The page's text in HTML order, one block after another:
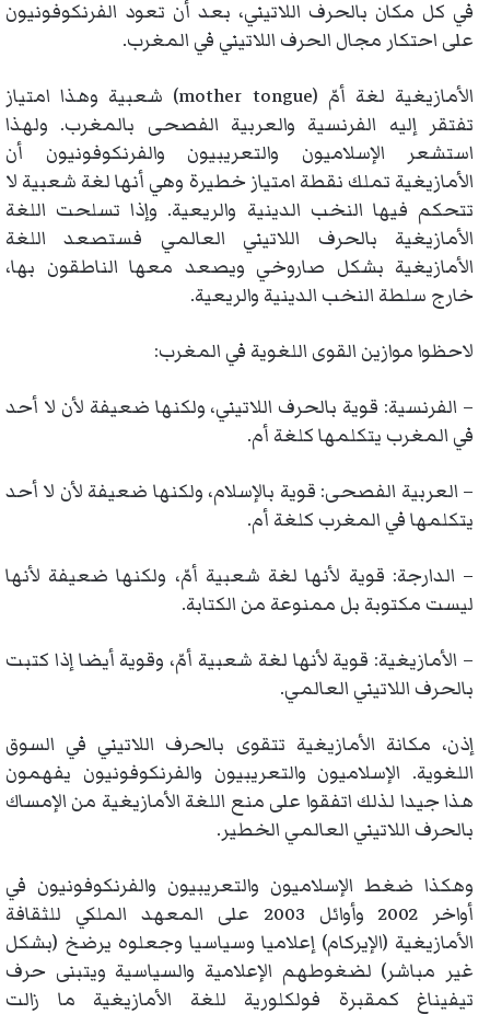
في كل مكان بالحرف اللاتيني، بعد أن تعود الفرنكوفونيون
على احتكار مجال الحرف اللاتيني في المغرب.
الأمازيغية لغة أمّ (mother tongue) شعبية وهذا امتياز
تفتقر إليه الفرنسية والعربية الفصحى بالمغرب. ولهذا
استشعر الإسلاميون والتعريبيون والفرنكوفونيون أن
الأمازيغية تملك نقطة امتياز خطيرة وهي أنها لغة شعبية لا
تتحكم فيها النخب الدينية والريعية. وإذا تسلحت اللغة
الأمازيغية بالحرف اللاتيني العالمي فستصعد اللغة
الأمازيغية بشكل صاروخي ويصعد معها الناطقون بها،
خارج سلطة النخب الدينية والريعية.
لاحظوا موازين القوى اللغوية في المغرب:
– الفرنسية: قوية بالحرف اللاتيني، ولكنها ضعيفة لأن لا أحد
في المغرب يتكلمها كلغة أم.
– العربية الفصحى: قوية بالإسلام، ولكنها ضعيفة لأن لا أحد
يتكلمها في المغرب كلغة أم.
– الدارجة: قوية لأنها لغة شعبية أمّ، ولكنها ضعيفة لأنها
ليست مكتوبة بل ممنوعة من الكتابة.
– الأمازيغية: قوية لأنها لغة شعبية أمّ، وقوية أيضا إذا كتبت
بالحرف اللاتيني العالمي.
إذن، مكانة الأمازيغية تتقوى بالحرف اللاتيني في السوق
اللغوية. الإسلاميون والتعريبيون والفرنكوفونيون يفهمون
هذا جيدا لذلك اتفقوا على منع اللغة الأمازيغية من الإمساك
بالحرف اللاتيني العالمي الخطير.
وهكذا ضغط الإسلاميون والتعريبيون والفرنكوفونيون في
أواخر 2002 وأوائل 2003 على المعهد الملكي للثقافة
الأمازيغية (الإيركام) إعلاميا وسياسيا وجعلوه يرضخ (بشكل
غير مباشر) لضغوطهم الإعلامية والسياسية ويتبنى حرف
تيفيناغ كمقبرة فولكلورية للغة الأمازيغية ما زالت